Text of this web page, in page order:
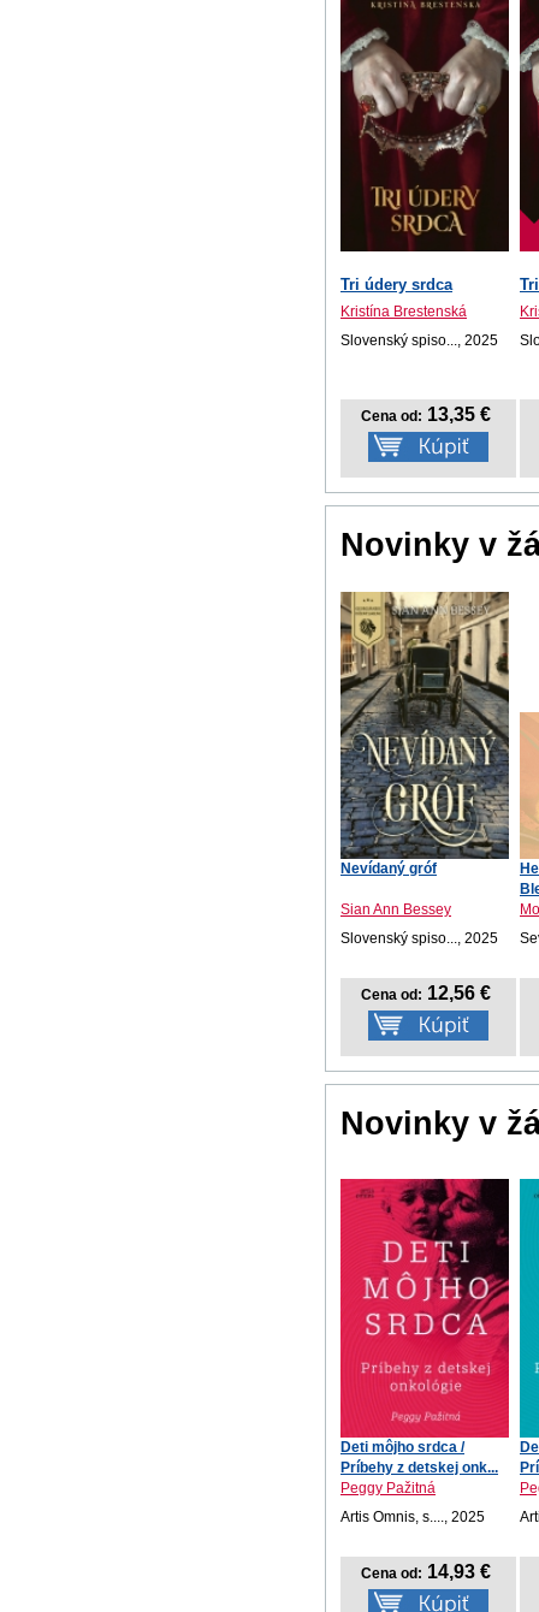
Tri údery srdca
Kristína Brestenská
Slovenský spiso..., 2025
Cena od: 13,35 €
Novinky v
Nevídaný gróf
Sian Ann Bessey
Slovenský spiso..., 2025
Cena od: 12,56 €
Novinky v
Deti môjho srdca /
Príbehy z detskej onk...
Peggy Pažitná
Artis Omnis, s...., 2025
Cena od: 14,93 €